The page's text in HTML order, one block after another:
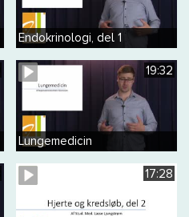
Endokrinologi, del 1
19:32
Lungemedicin
17:28